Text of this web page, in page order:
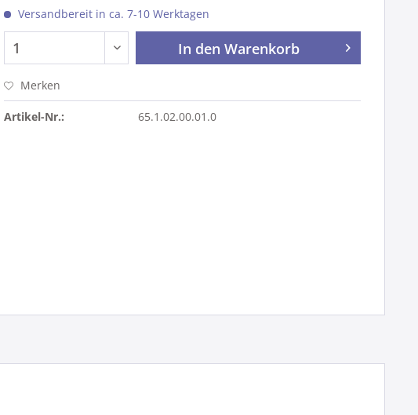
Versandbereit in ca. 7-10 Werktagen
In den Warenkorb
Merken
Artikel-Nr.: 65.1.02.00.01.0